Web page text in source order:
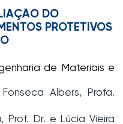
DO
PROTETIVOS
de Materiais e
Albers, Profa.
Prof. Dr. e Lúcia Vieira